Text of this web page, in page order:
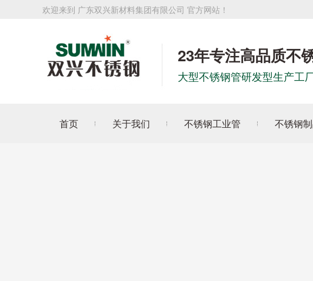
欢迎来到 广东双兴新材料集团有限公司 官方网站！
23年专注高品质不
大型不锈钢管研发型生产工
首页 关于我们 不锈钢工业管 不锈钢